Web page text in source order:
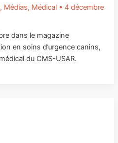
, Médias, Médical• 4 décembre
dans le magazine
en soins d’urgence canins,
du CMS-USAR.